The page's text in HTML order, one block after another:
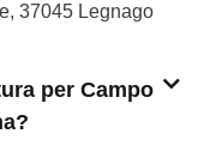
37045 Legnago
per Campo